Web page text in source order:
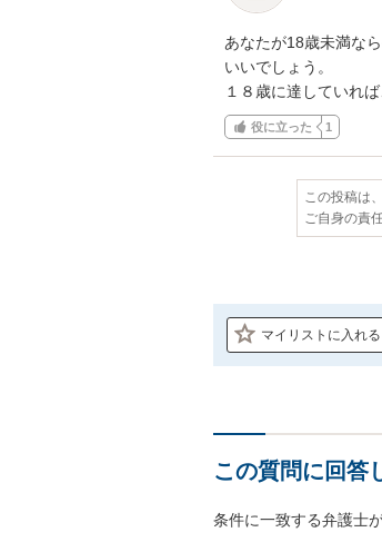
あなたが18歳未満な
いいでしょう。
１８歳に達していれ
役に立った 1
この投稿は
ご自身の責
マイリストに入れる
この質問に回答
条件に一致する弁護士